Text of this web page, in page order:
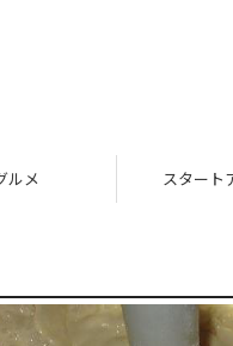
ルメ スタート